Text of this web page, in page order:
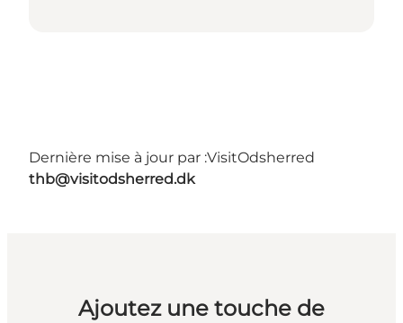
Dernière mise à jour par :VisitOdsherred
thb@visitodsherred.dk
Ajoutez une touche de